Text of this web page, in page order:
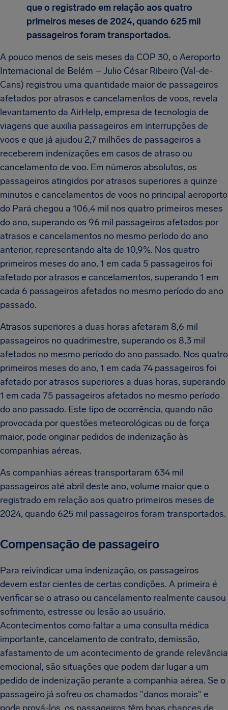
que o registrado em relação aos quatro
primeiros meses de 2024, quando 625 mil
passageiros foram transportados.
A pouco menos de seis meses da COP 30, o Aeroporto
Internacional de Belém – Julio César Ribeiro (Val-de-
Cans) registrou uma quantidade maior de passageiros
afetados por atrasos e cancelamentos de voos, revela
levantamento da AirHelp, empresa de tecnologia de
viagens que auxilia passageiros em interrupções de
voos e que já ajudou 2,7 milhões de passageiros a
receberem indenizações em casos de atraso ou
cancelamento de voo. Em números absolutos, os
passageiros atingidos por atrasos superiores a quinze
minutos e cancelamentos de voos no principal aeroporto
do Pará chegou a 106,4 mil nos quatro primeiros meses
do ano, superando os 96 mil passageiros afetados por
atrasos e cancelamentos no mesmo período do ano
anterior, representando alta de 10,9%. Nos quatro
primeiros meses do ano, 1 em cada 5 passageiros foi
afetado por atrasos e cancelamentos, superando 1 em
cada 6 passageiros afetados no mesmo período do ano
passado.
Atrasos superiores a duas horas afetaram 8,6 mil
passageiros no quadrimestre, superando os 8,3 mil
afetados no mesmo período do ano passado. Nos quatro
primeiros meses do ano, 1 em cada 74 passageiros foi
afetado por atrasos superiores a duas horas, superando
1 em cada 75 passageiros afetados no mesmo período
do ano passado. Este tipo de ocorrência, quando não
provocada por questões meteorológicas ou de força
maior, pode originar pedidos de indenização às
companhias aéreas.
As companhias aéreas transportaram 634 mil
passageiros até abril deste ano, volume maior que o
registrado em relação aos quatro primeiros meses de
2024, quando 625 mil passageiros foram transportados.
Compensação de passageiro
Para reivindicar uma indenização, os passageiros
devem estar cientes de certas condições. A primeira é
verificar se o atraso ou cancelamento realmente causou
sofrimento, estresse ou lesão ao usuário.
Acontecimentos como faltar a uma consulta médica
importante, cancelamento de contrato, demissão,
afastamento de um acontecimento de grande relevância
emocional, são situações que podem dar lugar a um
pedido de indenização perante a companhia aérea. Se o
passageiro já sofreu os chamados "danos morais" e